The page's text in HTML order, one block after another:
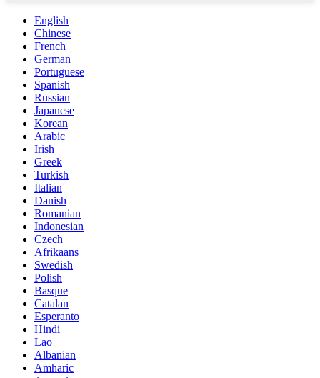
English
Chinese
French
German
Portuguese
Spanish
Russian
Japanese
Korean
Arabic
Irish
Greek
Turkish
Italian
Danish
Romanian
Indonesian
Czech
Afrikaans
Swedish
Polish
Basque
Catalan
Esperanto
Hindi
Lao
Albanian
Amharic